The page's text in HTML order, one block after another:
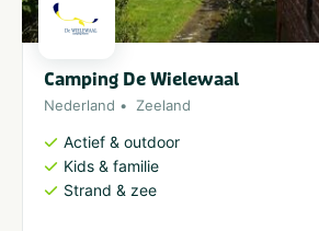
Camping De Wielewaal
Nederland Zeeland
Actief & outdoor
Kids & familie
Strand & zee